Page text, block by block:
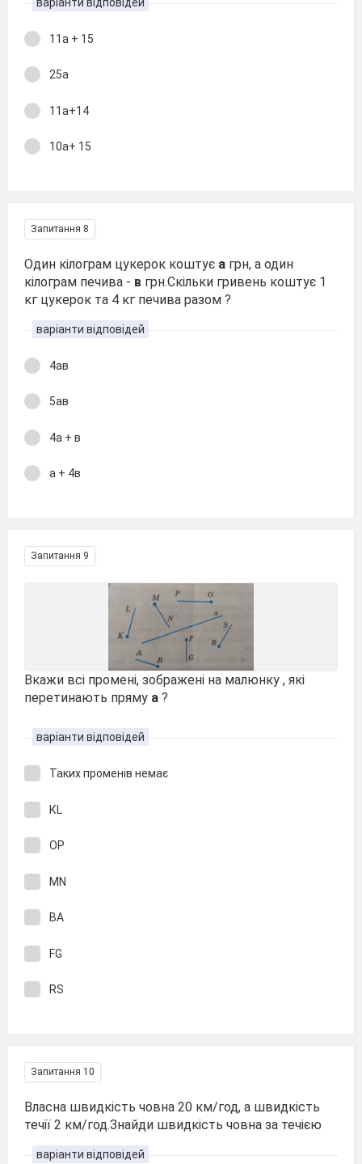
11а + 15
25а
11а+14
10а+ 15
Запитання 8
Один кілограм цукерок коштує а грн, а один
кілограм печива - в грн.Скільки гривень коштує 1
кг цукерок та 4 кг печива разом ?
варіанти відповідей
4ав
5ав
4а + в
а + 4в
Запитання 9
Вкажи всі промені, зображені на малюнку , які
перетинають пряму а ?
варіанти відповідей
Таких променів немає
КL
OP
MN
BA
FG
RS
Запитання 10
Власна швидкість човна 20 км/год, а швидкість
течії 2 км/год.Знайди швидкість човна за течією
варіанти відповідей